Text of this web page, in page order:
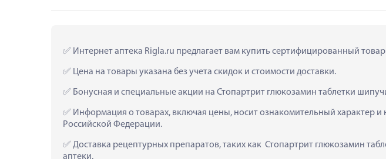
Интернет аптека Rigla.ru предлагает вам купить сертифицированный
Цена на товары указана без учета скидок и стоимости доставки.
Бонусная и специальные акции на Стопартрит глюкозамин таблетки
Информация о товарах, включая цены, носит ознакомительный характер и
Российской Федерации.
Доставка рецептурных препаратов, таких как  Стопартрит глюкозамин
аптеки.